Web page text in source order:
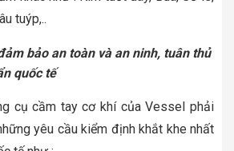
tuýp,..
bảo an toàn và an ninh, tuân thủ
quốc tế
cụ cầm tay cơ khí của Vessel phải
yêu cầu kiểm định khắt khe nhất